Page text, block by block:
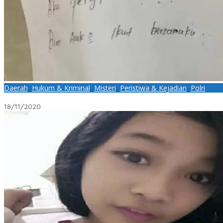
Daerah, Hukum & Kriminal, Misteri, Peristiwa & Kejadian, Polri
18/11/2020